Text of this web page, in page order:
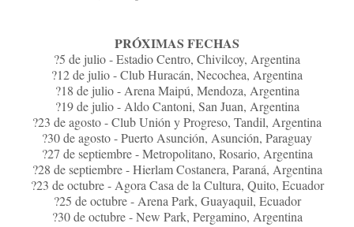
?5 de julio - Estadio Centro, Chivilcoy, Argentina
?12 de julio - Club Huracán, Necochea, Argentina
?18 de julio - Arena Maipú, Mendoza, Argentina
?19 de julio - Aldo Cantoni, San Juan, Argentina
?23 de agosto - Club Unión y Progreso, Tandil, Argentina
?30 de agosto - Puerto Asunción, Asunción, Paraguay
?27 de septiembre - Metropolitano, Rosario, Argentina
?28 de septiembre - Hierlam Costanera, Paraná, Argentina
?23 de octubre - Agora Casa de la Cultura, Quito, Ecuador
?25 de octubre - Arena Park, Guayaquil, Ecuador
?30 de octubre - New Park, Pergamino, Argentina
?31 de octubre - Opus Costanera, Río Cuarto, Argentina